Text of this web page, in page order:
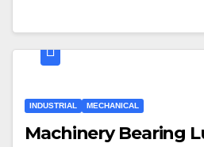
INDUSTRIAL MECHANICAL
Machinery Bearing